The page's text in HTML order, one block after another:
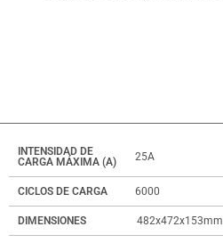
INTENSIDAD DE
CARGA MÁXIMA (A)
25A
CICLOS DE CARGA 6000
DIMENSIONES 482x472x153mm